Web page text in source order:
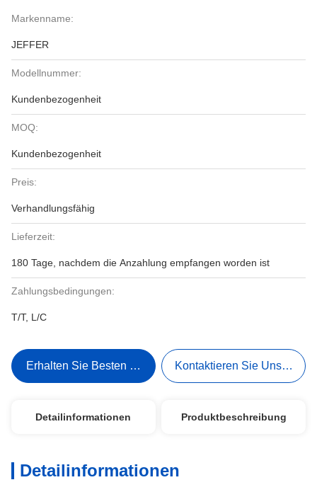
Markenname:
JEFFER
Modellnummer:
Kundenbezogenheit
MOQ:
Kundenbezogenheit
Preis:
Verhandlungsfähig
Lieferzeit:
180 Tage, nachdem die Anzahlung empfangen worden ist
Zahlungsbedingungen:
T/T, L/C
Erhalten Sie Besten Preis Kontaktieren Sie Uns Jetzt
Detailinformationen Produktbeschreibung
Detailinformationen